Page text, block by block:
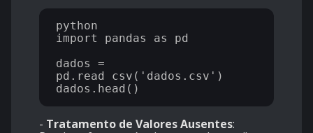
python
import pandas as pd
dados =
pd.read_csv('dados.csv')
- Tratamento de Valores Ausentes: